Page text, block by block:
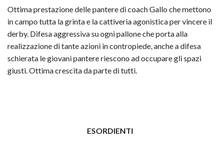
Ottima prestazione delle pantere di coach Gallo che mettono
in campo tutta la grinta e la cattiveria agonistica per vincere il
derby. Difesa aggressiva su ogni pallone che porta alla
realizzazione di tante azioni in contropiede, anche a difesa
schierata le giovani pantere riescono ad occupare gli spazi
giusti. Ottima crescita da parte di tutti.
ESORDIENTI